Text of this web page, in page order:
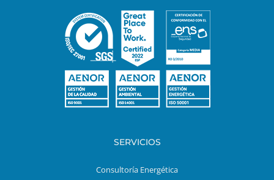
SERVICIOS
Consultoría Energética